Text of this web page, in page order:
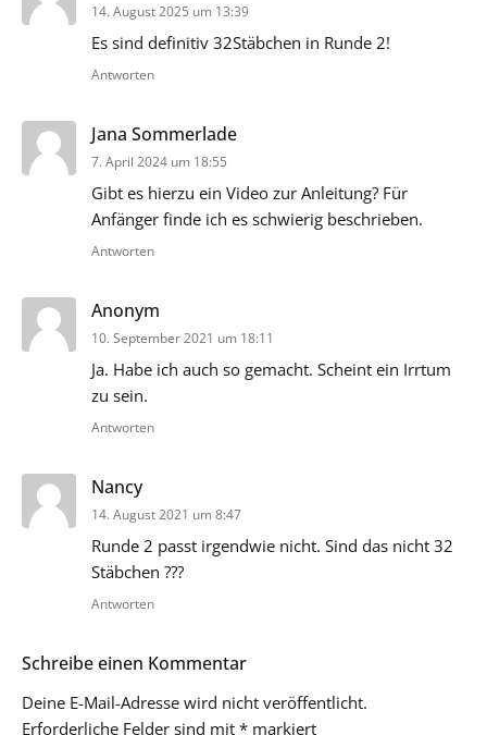
14. August 2025 um 13:39
Es sind definitiv 32Stäbchen in Runde 2!
Antworten
Jana Sommerlade
7. April 2024 um 18:55
Gibt es hierzu ein Video zur Anleitung? Für
Anfänger finde ich es schwierig beschrieben.
Antworten
Anonym
10. September 2021 um 18:11
Ja. Habe ich auch so gemacht. Scheint ein Irrtum
zu sein.
Antworten
Nancy
14. August 2021 um 8:47
Runde 2 passt irgendwie nicht. Sind das nicht 32
Stäbchen ???
Antworten
Schreibe einen Kommentar
Deine E-Mail-Adresse wird nicht veröffentlicht.
Erforderliche Felder sind mit * markiert